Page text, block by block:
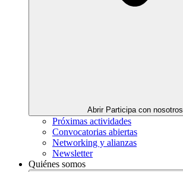
Abrir Participa con nosotros
Próximas actividades
Convocatorias abiertas
Networking y alianzas
Newsletter
Quiénes somos